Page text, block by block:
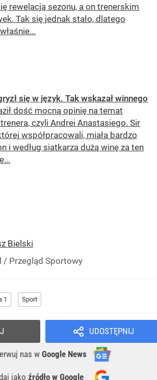
rewelacją sezonu, a on trenerskim
Tak się jednak stało, dlatego
się w język. Tak wskazał winnego
dość mocną opinię na temat
czyli Andrei Anastasiego. Sir
współpracowali, miała bardzo
i według siatkarza dużą winę za ten
Bielski
/ Przegląd Sportowy
1 Sport
UDOSTĘPNIJ
nas w Google News
jako źródło w Google